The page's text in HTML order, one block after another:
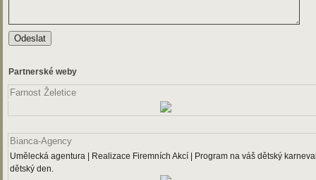
Partnerské weby
Farnost Želetice
Bianca-Agency
Umělecká agentura | Realizace Firemních Akcí | Program na váš dětský
dětský den.